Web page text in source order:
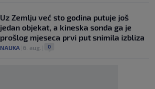
Uz Zemlju već sto godina putuje još
jedan objekat, a kineska sonda ga je
prošlog mjeseca prvi put snimila izbliza
NAUKA 6. aug. 0